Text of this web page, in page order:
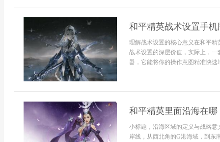
和平精英战术设置手
理解战术设置的核心意义在和平
战术设置的深层价值，实际上，
器，它能将你的操作意图精准快速
和平精英里面沿海在
小标题，沿海区域的定义与战略
岸线，从西北角的G港海域，到东